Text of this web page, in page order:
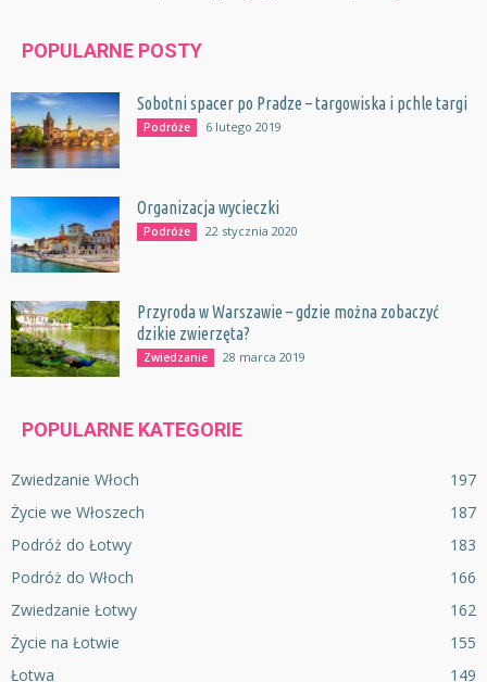
POPULARNE POSTY
Sobotni spacer po Pradze – targowiska i pchle targi
Podróże 6 lutego 2019
Organizacja wycieczki
Podróże 22 stycznia 2020
Przyroda w Warszawie – gdzie można zobaczyć
dzikie zwierzęta?
Zwiedzanie 28 marca 2019
POPULARNE KATEGORIE
Zwiedzanie Włoch
197
Życie we Włoszech
187
Podróż do Łotwy
183
Podróż do Włoch
166
Zwiedzanie Łotwy
162
Życie na Łotwie
155
Łotwa
149